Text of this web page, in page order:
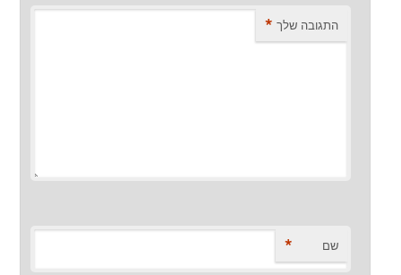
התגובה שלך *
שם *